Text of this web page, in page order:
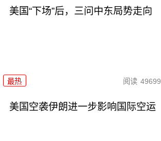
美国“下场”后，三问中东局势走向
最热 阅读 49699
美国空袭伊朗进一步影响国际空运